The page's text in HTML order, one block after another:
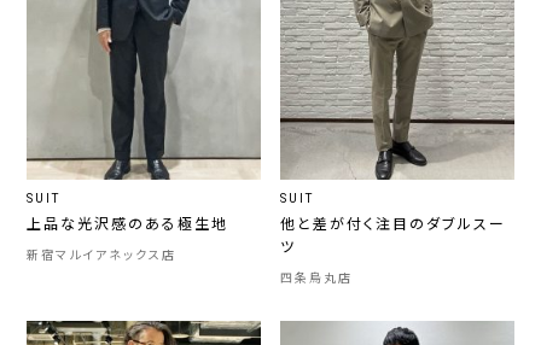
SUIT
上品な光沢感のある極生地
新宿マルイアネックス店
SUIT
他と差が付く注目のダブルスー
ツ
四条烏丸店